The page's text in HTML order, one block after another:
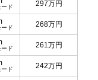
ド 297万円
ド 268万円
ド 261万円
ド 242万円